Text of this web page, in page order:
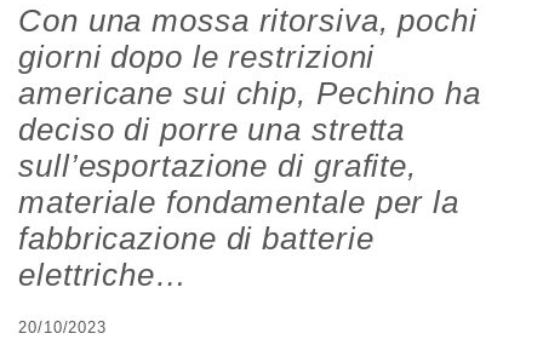
Con una mossa ritorsiva, pochi
giorni dopo le restrizioni
americane sui chip, Pechino ha
deciso di porre una stretta
sull’esportazione di grafite,
materiale fondamentale per la
fabbricazione di batterie
elettriche…
20/10/2023